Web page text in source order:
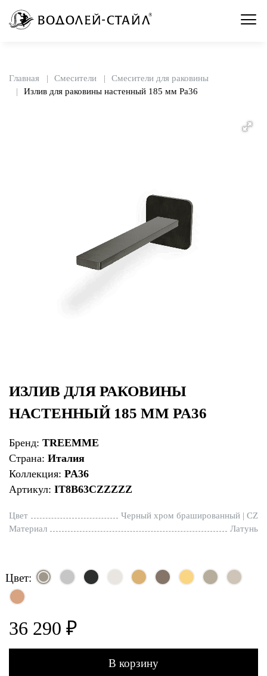
Главная Смесители
Смесители для раковины
Излив для раковины настенный 185 мм Pa36
ИЗЛИВ ДЛЯ РАКОВИНЫ
НАСТЕННЫЙ 185 ММ PA36
Бренд: TREEMME
Страна: Италия
Коллекция: PA36
Артикул: IT8B63CZZZZZ
Цвет
Черный хром брашированный | CZ
Материал
Латунь
Цвет:
36 290 ₽
В корзину